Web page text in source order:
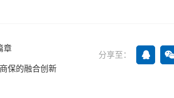
章
保的融合创新
分享至：